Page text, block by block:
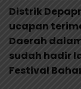
Distrik
ucapan
Daerah
sudah hadir
Festival